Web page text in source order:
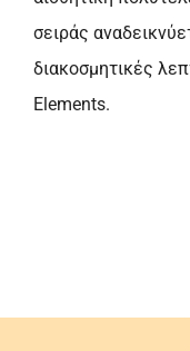
σειράς
διακοσμητικές
Elements.